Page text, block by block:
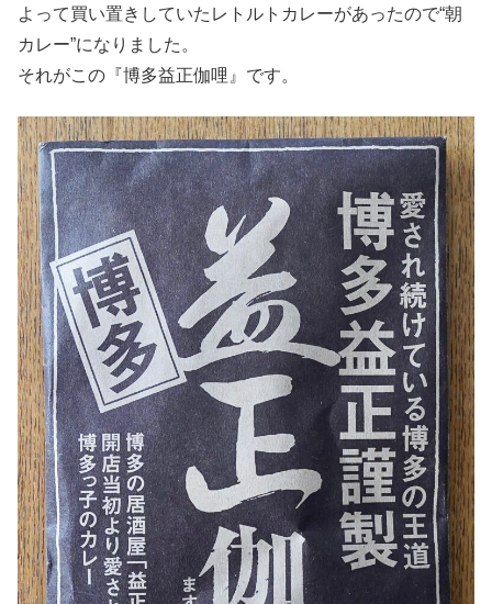
よって買い置きしていたレトルトカレーがあったので“朝
カレー”になりました。
それがこの『博多益正伽哩』です。